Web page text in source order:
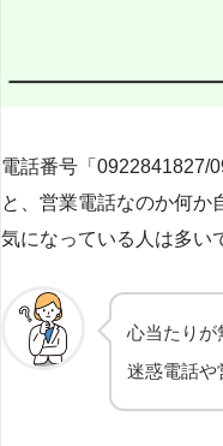
電話番号「0922841827/
と、営業電話なのか何か
気になっている人は多い
心当たり
迷惑電話